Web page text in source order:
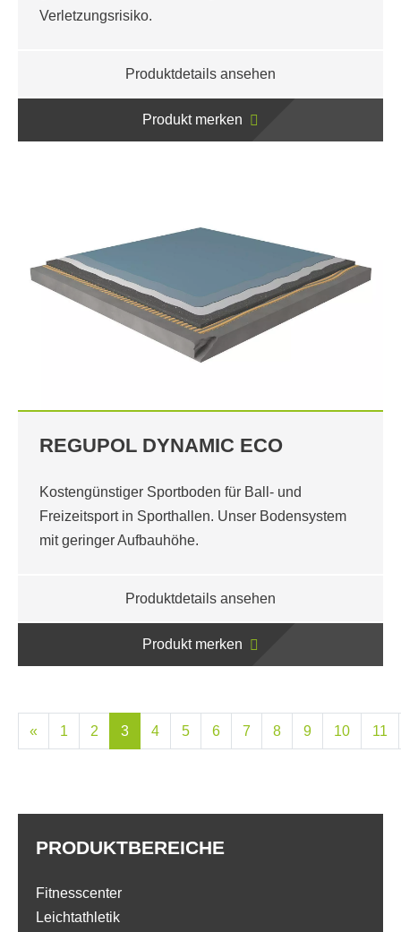
Verletzungsrisiko.
Produktdetails ansehen
Produkt merken
REGUPOL DYNAMIC ECO
Kostengünstiger Sportboden für Ball- und
Freizeitsport in Sporthallen. Unser Bodensystem
mit geringer Aufbauhöhe.
Produktdetails ansehen
Produkt merken
« 1 2 3 4 5 6 7 8 9 10 11
PRODUKTBEREICHE
Fitnesscenter
Leichtathletik